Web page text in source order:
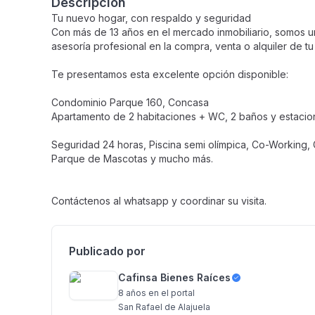
Tu nuevo hogar, con respaldo y seguridad
Con más de 13 años en el mercado inmobiliario,
asesoría profesional en la compra, venta o alquiler de
Te presentamos esta excelente opción disponible:
Condominio Parque 160, Concasa
Apartamento de 2 habitaciones + WC, 2 baños y
Seguridad 24 horas, Piscina semi olímpica, Co-Working,
Parque de Mascotas y mucho más.
Contáctenos al whatsapp y coordinar su visita.
Publicado por
Cafinsa Bienes Raíces
8 años en el portal
San Rafael de Alajuela